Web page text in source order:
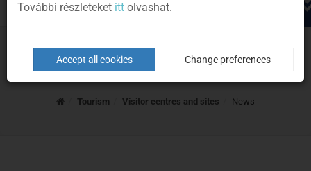
News
HomeTourism Visitor centres and sites News
További részleteket ittolvashat.
Accept all cookies Change preferences